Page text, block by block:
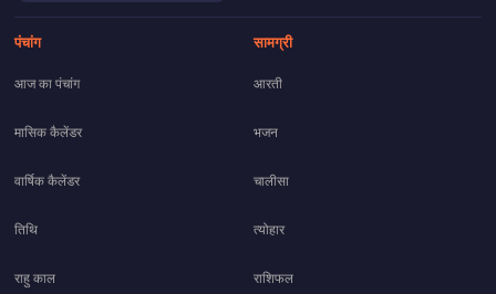
पंचांग
आज का पंचांग
मासिक कैलेंडर
वार्षिक कैलेंडर
तिथि
राहु काल
सामग्री
आरती
भजन
चालीसा
त्योहार
राशिफल